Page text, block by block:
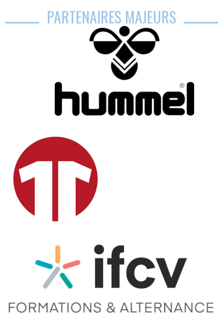
PARTENAIRES MAJEURS